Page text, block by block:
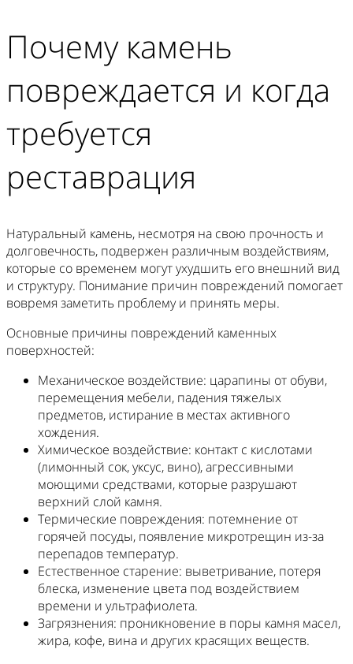
Почему камень
повреждается и когда
требуется
реставрация
Натуральный камень, несмотря на свою прочность и
долговечность, подвержен различным воздействиям,
которые со временем могут ухудшить его внешний вид
и структуру. Понимание причин повреждений помогает
вовремя заметить проблему и принять меры.
Основные причины повреждений каменных
поверхностей:
Механическое воздействие: царапины от обуви,
перемещения мебели, падения тяжелых
предметов, истирание в местах активного
хождения.
Химическое воздействие: контакт с кислотами
(лимонный сок, уксус, вино), агрессивными
моющими средствами, которые разрушают
верхний слой камня.
Термические повреждения: потемнение от
горячей посуды, появление микротрещин из-за
перепадов температур.
Естественное старение: выветривание, потеря
блеска, изменение цвета под воздействием
времени и ультрафиолета.
Загрязнения: проникновение в поры камня масел,
жира, кофе, вина и других красящих веществ.